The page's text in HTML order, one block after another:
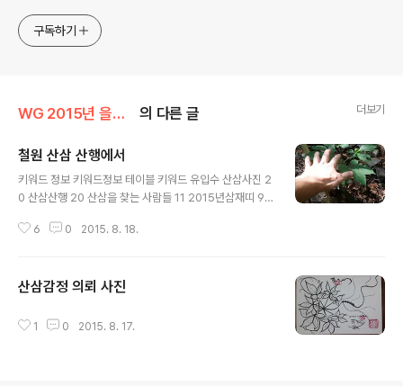
구독하기
WG 2015년 을미년 기록 의 다른 글 더보기
철원 산삼 산행에서
키워드 정보 키워드정보 테이블 키워드 유입수 산삼사진 2
0 산삼산행 20 산삼을 찾는 사람들 11 2015년삼재띠 9
지구엽초 사진 7 산삼 사진 6 정선찜질방 6 참나무 상황버
5 20년자연산삼가격 5 송소희 4 fc2.com/ a 4 만삼사
4 태백뱀닭농장 4 덕다리버섯사진 4 갑상선에좋은약초 4
6 0 2015. 8. 18.
산삼감정 의뢰 사진
1 0 2015. 8. 17.